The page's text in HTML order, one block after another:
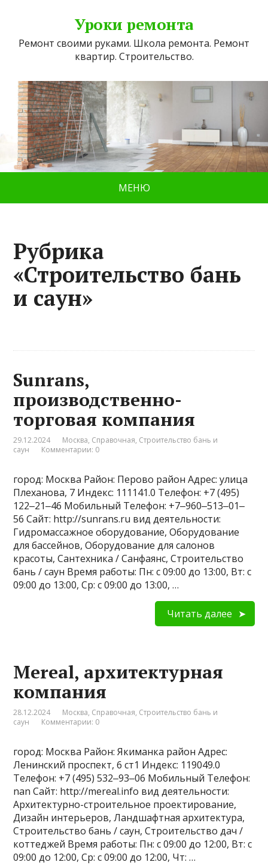
Уроки ремонта
Ремонт своими руками. Школа ремонта. Ремонт
квартир. Строительство.
МЕНЮ
Рубрика
«Строительство бань
и саун»
Sunrans,
производственно-
торговая компания
29.12.2024 Москва, Справочная, Строительство бань и
саун
Комментарии: 0
город: Москва Район: Перово район Адрес: улица
Плеханова, 7 Индекс: 111141.0 Телефон: +7 (495)
122‒21‒46 Мобильный Телефон: +7‒960‒513‒01‒
56 Сайт: http://sunrans.ru вид деятельности:
Гидромассажное оборудование, Оборудование
для бассейнов, Оборудование для салонов
красоты, Сантехника / Санфаянс, Строительство
бань / саун Время работы: Пн: с 09:00 до 13:00, Вт: с
09:00 до 13:00, Ср: с 09:00 до 13:00, …
Читать далее
Mereal, архитектурная
компания
28.12.2024 Москва, Справочная, Строительство бань и
саун
Комментарии: 0
город: Москва Район: Якиманка район Адрес:
Ленинский проспект, 6 ст1 Индекс: 119049.0
Телефон: +7 (495) 532‒93‒06 Мобильный Телефон:
nan Сайт: http://mereal.info вид деятельности:
Архитектурно-строительное проектирование,
Дизайн интерьеров, Ландшафтная архитектура,
Строительство бань / саун, Строительство дач /
коттеджей Время работы: Пн: с 09:00 до 12:00, Вт: с
09:00 до 12:00, Ср: с 09:00 до 12:00, Чт: …